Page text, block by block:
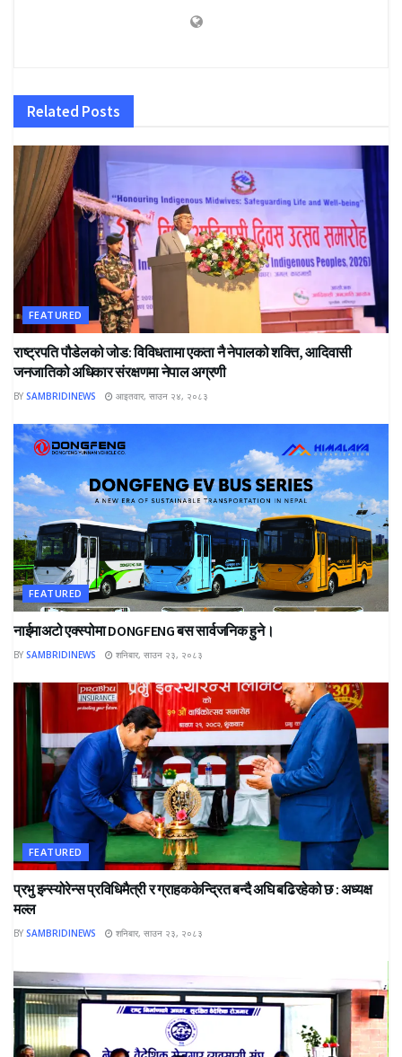
Related Posts
FEATURED
राष्ट्रपति पौडेलको जोड: विविधतामा एकता नै नेपालको शक्ति, आदिवासी
जनजातिको अधिकार संरक्षणमा नेपाल अग्रणी
BY SAMBRIDINEWS आइतवार, साउन २४, २०८३
FEATURED
नाईमाअटो एक्स्पोमा DONGFENG बस सार्वजनिक हुने।
BY SAMBRIDINEWS शनिबार, साउन २३, २०८३
FEATURED
प्रभु इन्स्योरेन्स प्रविधिमैत्री र ग्राहककेन्द्रित बन्दै अघि बढिरहेको छ : अध्यक्ष
मल्ल
BY SAMBRIDINEWS शनिबार, साउन २३, २०८३